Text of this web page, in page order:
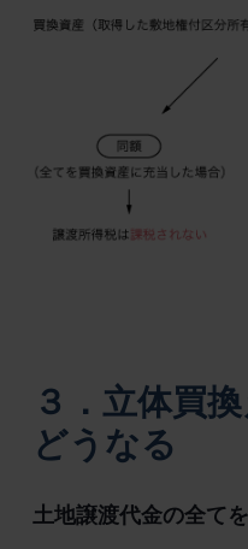
３．立体買
どうなる
土地譲渡代金の全て